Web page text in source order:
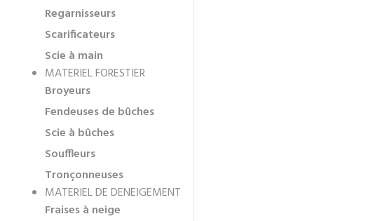
Regarnisseurs
Scarificateurs
Scie à main
MATERIEL FORESTIER
Broyeurs
Fendeuses de bûches
Scie à bûches
Souffleurs
Tronçonneuses
MATERIEL DE DENEIGEMENT
Fraises à neige